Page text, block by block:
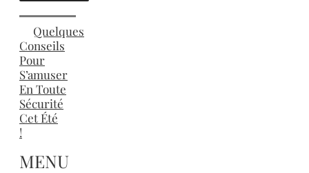
Quelques
Conseils
Pour
S’amuser
En Toute
Sécurité
Cet Été
!
MENU